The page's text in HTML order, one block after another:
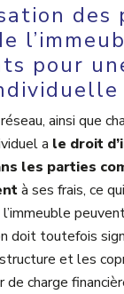
des
pour
ainsi que
a le droit
les parties
à ses frais, ce
doit toutefois
et les
charge